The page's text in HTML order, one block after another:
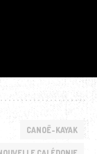
CANOË-KAYAK